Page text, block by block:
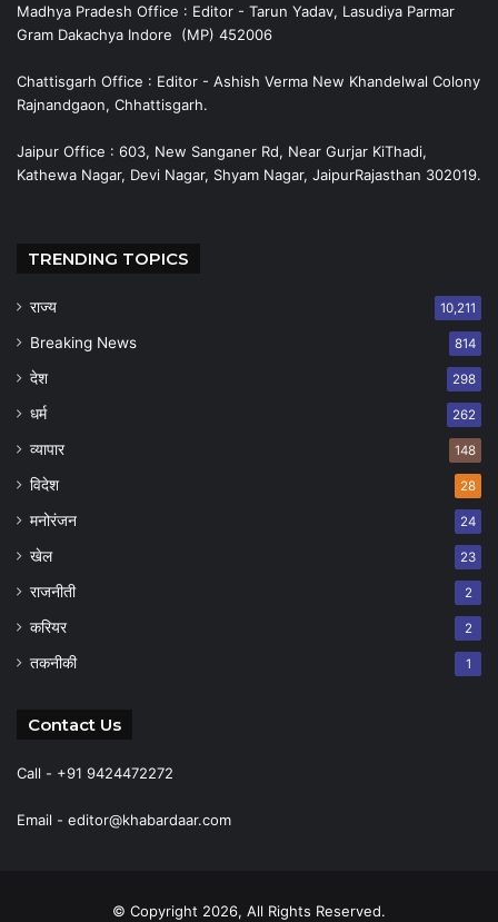
Madhya Pradesh Office : Editor - Tarun Yadav, Lasudiya Parmar
Gram Dakachya Indore (MP) 452006
Chattisgarh Office : Editor - Ashish Verma New Khandelwal Colony
Rajnandgaon, Chhattisgarh.
Jaipur Office : 603, New Sanganer Rd, Near Gurjar KiThadi,
Kathewa Nagar, Devi Nagar, Shyam Nagar, JaipurRajasthan 302019.
TRENDING TOPICS
राज्य 10,211
Breaking News 814
देश 298
धर्म 262
व्यापार 148
विदेश 28
मनोरंजन 24
खेल 23
राजनीती 2
करियर 2
तकनीकी 1
Contact Us
Call - +91 9424472272
Email - editor@khabardaar.com
© Copyright 2026, All Rights Reserved.